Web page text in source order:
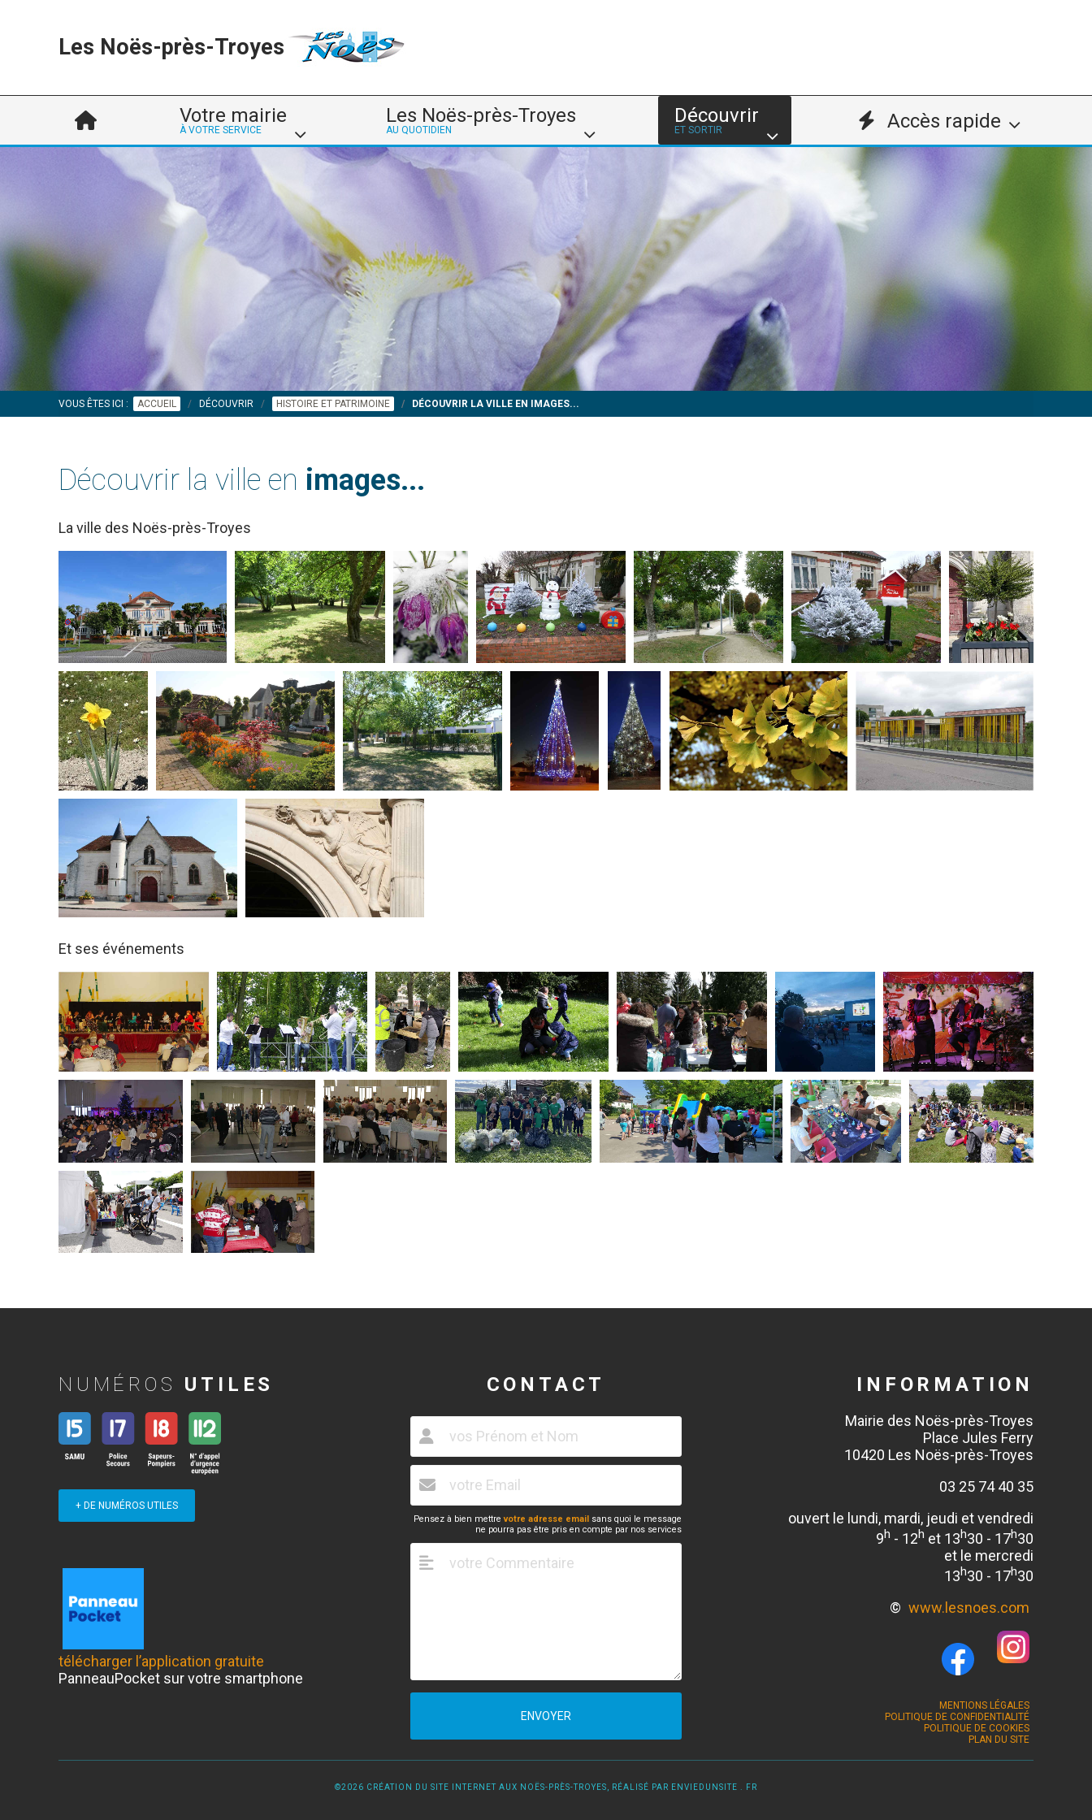
Les Noës-près-Troyes
Votre mairie
À VOTRE SERVICE
Les Noës-près-Troyes
AU QUOTIDIEN
Découvrir
ET SORTIR Accès rapide
VOUS ÊTES ICI : ACCUEIL DÉCOUVRIR HISTOIRE ET PATRIMOINE DÉCOUVRIR LA VILLE EN IMAGES...
Découvrir la ville en images...
La ville des Noës-près-Troyes
Et ses événements
NUMÉROS UTILES
+ DE NUMÉROS UTILES
télécharger l’application gratuite
PanneauPocket sur votre smartphone
CONTACT
Pensez à bien mettrevotre adresse email sans quoi le message
ne pourra pas être pris en compte par nos services
ENVOYER
INFORMATION
Mairie des Noës-près-Troyes
Place Jules Ferry
10420 Les Noës-près-Troyes
03 25 74 40 35
ouvert le lundi, mardi, jeudi et vendredi
9h - 12h et 13h30 - 17h30
et le mercredi
13h30 - 17h30
© www.lesnoes.com
MENTIONS LÉGALES
POLITIQUE DE CONFIDENTIALITÉ
POLITIQUE DE COOKIES
PLAN DU SITE
©2026 CRÉATION DU SITE INTERNET AUX NOËS-PRÈS-TROYES, RÉALISÉ PAR ENVIEDUNSITE . FR